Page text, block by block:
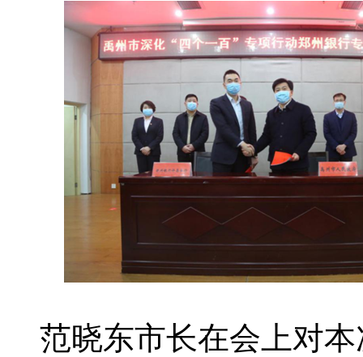
范晓东市长在会上对